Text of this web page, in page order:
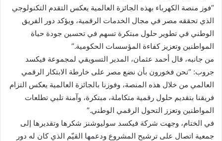
“فوز منصة الكهرباء بهذه الجائزة العالمية يعكس التقدم التكنولوجي
الذي تحققه مصر في مجال الخدمات الرقمية، ويؤكد دور الفريق
الوطني في تطوير حلول مبتكرة تسهم في تحسين جودة حياة
المواطنين وتعزيز كفاءة المؤسسات الحكومية.”
من جانبه، قال أحمد عثمان، المدير التسويقي لمجموعة فيكسد
جروب: “نحن فخورون بأن نضع مصر على خارطة الابتكار الرقمي
العالمي من خلال هذه المنصة، وفوزنا بالجائزة العالمية يعكس التزام
فريقنا بتقديم حلول رقمية متكاملة، مبتكرة، وآمنة تلبي تطلعات
المواطنين وتعزز التحول الرقمي الوطني.”
في الختام، وجهت شركة فيكسد سوليوشنز شكرها وتقديرها إلى
جمعية اتصال على ترشيح المشروع ودعمها القيّم الذي كان له دور